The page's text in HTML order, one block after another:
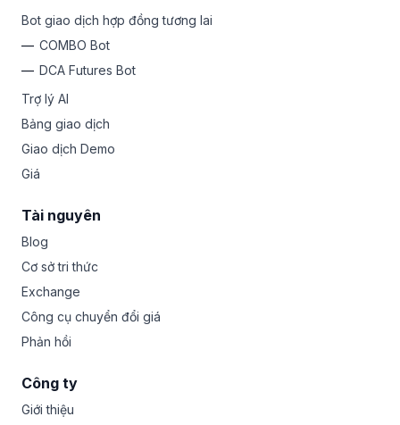
Bot giao dịch hợp đồng tương lai
COMBO Bot
DCA Futures Bot
Trợ lý AI
Bảng giao dịch
Giao dịch Demo
Giá
Tài nguyên
Blog
Cơ sở tri thức
Exchange
Công cụ chuyển đổi giá
Phản hồi
Công ty
Giới thiệu